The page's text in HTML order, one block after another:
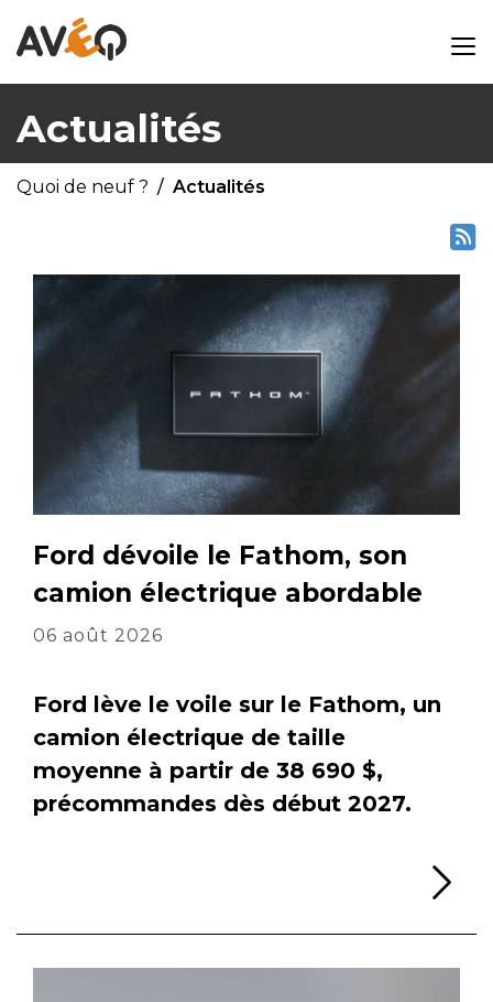
Actualités
Quoi de neuf ? Actualités
Ford dévoile le Fathom, son
camion électrique abordable
06 août 2026
Ford lève le voile sur le Fathom, un
camion électrique de taille
moyenne à partir de 38 690 $,
précommandes dès début 2027.